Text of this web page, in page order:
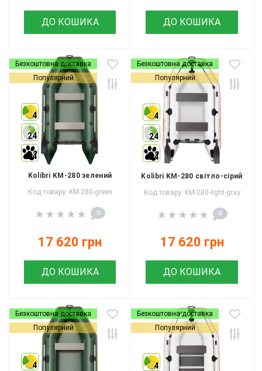
ДО КОШИКА ДО КОШИКА
Безкоштовна доставка
Популярний
4
24
4
Kolibri KM-280 зелений
Код товару: KM-280-green
0
17 620 грн
ДО КОШИКА
Безкоштовна доставка
Популярний
4
24
4
Kolibri KM-280 світло-сірий
Код товару: KM-280-light-gray
0
17 620 грн
ДО КОШИКА
Безкоштовна доставка
Популярний
4
Безкоштовна доставка
Популярний
4